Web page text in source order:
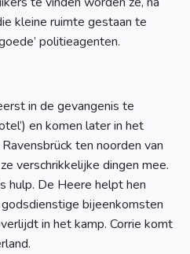
kleine ruimte gestaan te
politieagenten.
in de gevangenis te
en komen later in het
ten noorden van
verschrikkelijke dingen mee.
hulp. De Heere helpt hen
bijeenkomsten
in het kamp. Corrie komt